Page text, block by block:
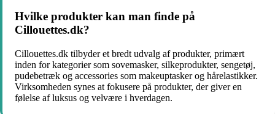
Hvilke produkter kan man finde på
Cillouettes.dk?
Cillouettes.dk tilbyder et bredt udvalg af produkter, primært
inden for kategorier som sovemasker, silkeprodukter, sengetøj,
pudebetræk og accessories som makeuptasker og hårelastikker.
Virksomheden synes at fokusere på produkter, der giver en
følelse af luksus og velvære i hverdagen.